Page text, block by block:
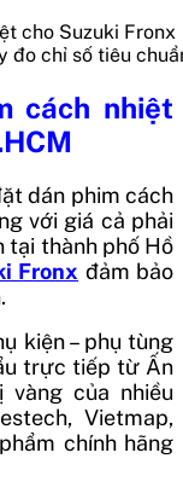
đo chỉ số tiêu
cách nhiệt
dán phim cách
với giá cả phải
tại thành phố Hồ
Fronx đảm bảo
kiện – phụ tùng
trực tiếp từ Ấn
của nhiều
Vietmap,
chính hãng